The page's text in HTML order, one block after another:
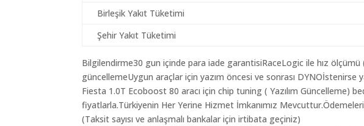
Birleşik Yakıt Tüketimi
Şehir Yakıt Tüketimi
Bilgilendirme30 gun içinde para iade garantisiRaceLogic ile hız
güncellemeUygun araçlar için yazım öncesi ve sonrası DYNOİstenirse
Fiesta 1.0T Ecoboost 80 aracı için chip tuning ( Yazılım Güncelleme)
fiyatlarla.Türkiyenin Her Yerine Hizmet İmkanımız
(Taksit sayısı ve anlaşmalı bankalar için irtibata geçiniz)